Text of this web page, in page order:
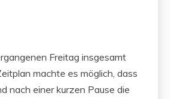
Freitag insgesamt
machte es möglich, dass
nach einer kurzen Pause die